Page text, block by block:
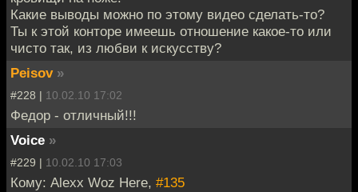
Какие выводы можно по этому видео сделать-то?
Ты к этой конторе имеешь отношение какое-то или
чисто так, из любви к искусству?
Peisov »
#228 | 10.02.10 17:02
Федор - отличный!!!
Voice »
#229 | 10.02.10 17:03
Кому: Alexx Woz Here, #135